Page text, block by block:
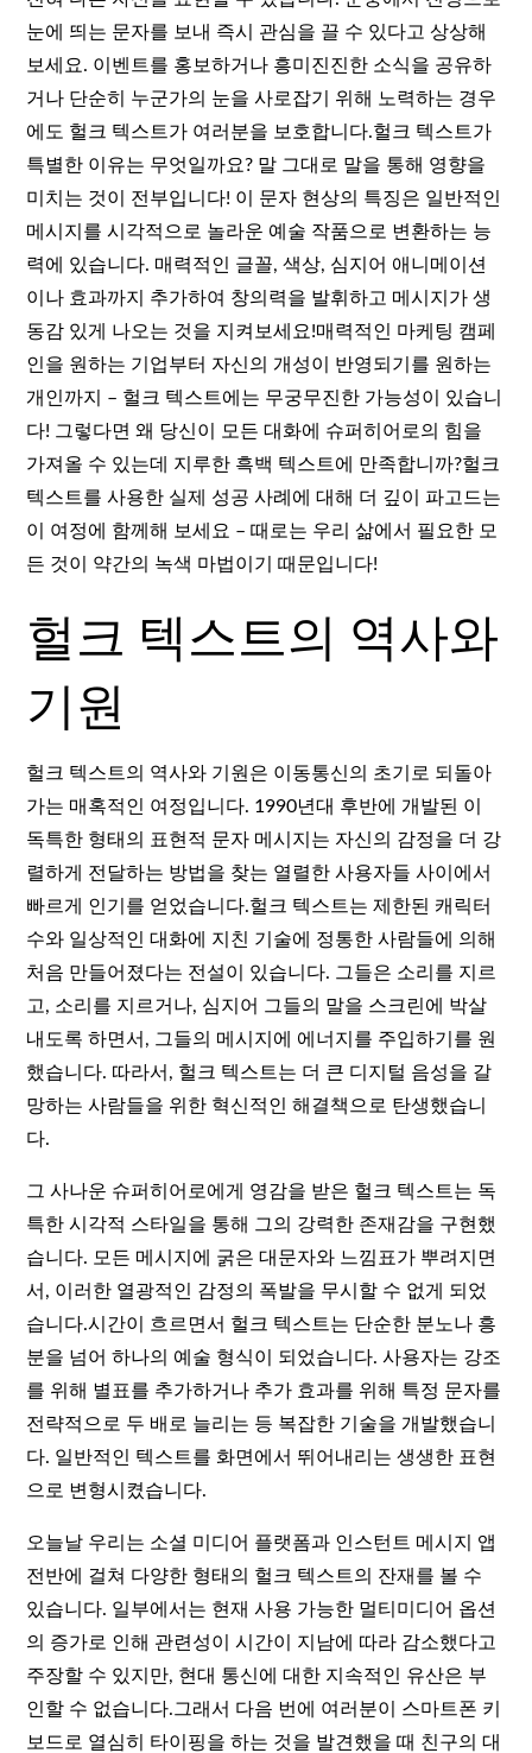
눈에 띄는 문자를 보내 즉시 관심을 끌 수 있다고 상상해
보세요. 이벤트를 홍보하거나 흥미진진한 소식을 공유하
거나 단순히 누군가의 눈을 사로잡기 위해 노력하는 경우
에도 헐크 텍스트가 여러분을 보호합니다.헐크 텍스트가
특별한 이유는 무엇일까요? 말 그대로 말을 통해 영향을
미치는 것이 전부입니다! 이 문자 현상의 특징은 일반적인
메시지를 시각적으로 놀라운 예술 작품으로 변환하는 능
력에 있습니다. 매력적인 글꼴, 색상, 심지어 애니메이션
이나 효과까지 추가하여 창의력을 발휘하고 메시지가 생
동감 있게 나오는 것을 지켜보세요!매력적인 마케팅 캠페
인을 원하는 기업부터 자신의 개성이 반영되기를 원하는
개인까지 – 헐크 텍스트에는 무궁무진한 가능성이 있습니
다! 그렇다면 왜 당신이 모든 대화에 슈퍼히어로의 힘을
가져올 수 있는데 지루한 흑백 텍스트에 만족합니까?헐크
텍스트를 사용한 실제 성공 사례에 대해 더 깊이 파고드는
이 여정에 함께해 보세요 – 때로는 우리 삶에서 필요한 모
든 것이 약간의 녹색 마법이기 때문입니다!
헐크 텍스트의 역사와
기원
헐크 텍스트의 역사와 기원은 이동통신의 초기로 되돌아
가는 매혹적인 여정입니다. 1990년대 후반에 개발된 이
독특한 형태의 표현적 문자 메시지는 자신의 감정을 더 강
렬하게 전달하는 방법을 찾는 열렬한 사용자들 사이에서
빠르게 인기를 얻었습니다.헐크 텍스트는 제한된 캐릭터
수와 일상적인 대화에 지친 기술에 정통한 사람들에 의해
처음 만들어졌다는 전설이 있습니다. 그들은 소리를 지르
고, 소리를 지르거나, 심지어 그들의 말을 스크린에 박살
내도록 하면서, 그들의 메시지에 에너지를 주입하기를 원
했습니다. 따라서, 헐크 텍스트는 더 큰 디지털 음성을 갈
망하는 사람들을 위한 혁신적인 해결책으로 탄생했습니
다.
그 사나운 슈퍼히어로에게 영감을 받은 헐크 텍스트는 독
특한 시각적 스타일을 통해 그의 강력한 존재감을 구현했
습니다. 모든 메시지에 굵은 대문자와 느낌표가 뿌려지면
서, 이러한 열광적인 감정의 폭발을 무시할 수 없게 되었
습니다.시간이 흐르면서 헐크 텍스트는 단순한 분노나 흥
분을 넘어 하나의 예술 형식이 되었습니다. 사용자는 강조
를 위해 별표를 추가하거나 추가 효과를 위해 특정 문자를
전략적으로 두 배로 늘리는 등 복잡한 기술을 개발했습니
다. 일반적인 텍스트를 화면에서 뛰어내리는 생생한 표현
으로 변형시켰습니다.
오늘날 우리는 소셜 미디어 플랫폼과 인스턴트 메시지 앱
전반에 걸쳐 다양한 형태의 헐크 텍스트의 잔재를 볼 수
있습니다. 일부에서는 현재 사용 가능한 멀티미디어 옵션
의 증가로 인해 관련성이 시간이 지남에 따라 감소했다고
주장할 수 있지만, 현대 통신에 대한 지속적인 유산은 부
인할 수 없습니다.그래서 다음 번에 여러분이 스마트폰 키
보드로 열심히 타이핑을 하는 것을 발견했을 때 친구의 대